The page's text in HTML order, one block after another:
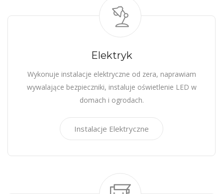
Elektryk
Wykonuje instalacje elektryczne od zera, naprawiam
wywalające bezpieczniki, instaluje oświetlenie LED w
domach i ogrodach.
Instalacje Elektryczne